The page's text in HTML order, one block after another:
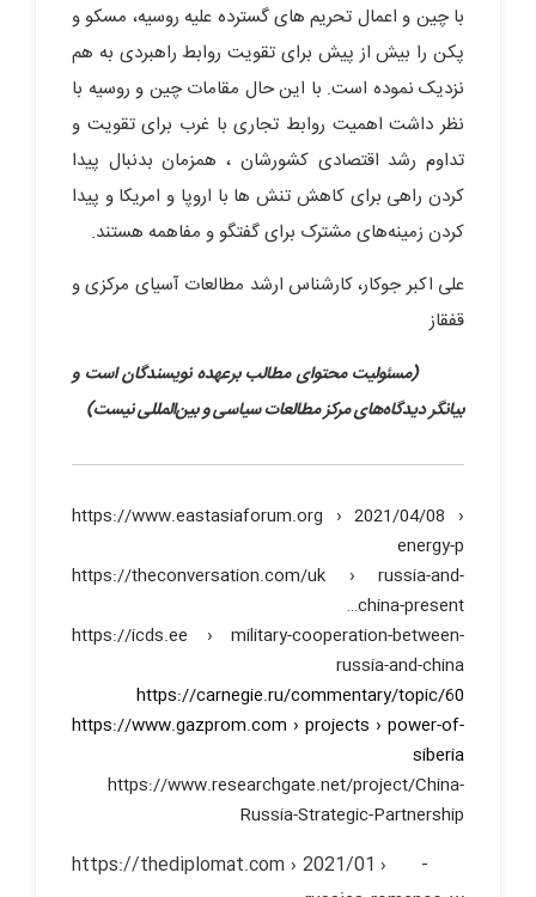
با چین و اعمال تحریم های گسترده علیه روسیه، مسکو و
پکن را بیش از پیش برای تقویت روابط راهبردی به هم
نزدیک نموده است. با این حال مقامات چین و روسیه با
نظر داشت اهمیت روابط تجاری با غرب برای تقویت و
تداوم رشد اقتصادی کشورشان ، همزمان بدنبال پیدا
کردن راهی برای کاهش تنش ها با اروپا و امریکا و پیدا
کردن زمینه‌های مشترک برای گفتگو و مفاهمه هستند.
علی اکبر جوکار، کارشناس ارشد مطالعات آسیای مرکزی و
قفقاز
(مسئولیت محتوای مطالب برعهده نویسندگان است و
بیانگر دیدگاه‌های مرکز مطالعات سیاسی و بین‌المللی نیست)
https://www.eastasiaforum.org › 2021/04/08 ›
energy-p
https://theconversation.com/uk › russia-and-
china-present…
https://icds.ee › military-cooperation-between-
russia-and-china
https://carnegie.ru/commentary/topic/60
https://www.gazprom.com › projects › power-of-
siberia
https://www.researchgate.net/project/China-
Russia-Strategic-Partnership
- https://thediplomat.com › 2021/01 ›